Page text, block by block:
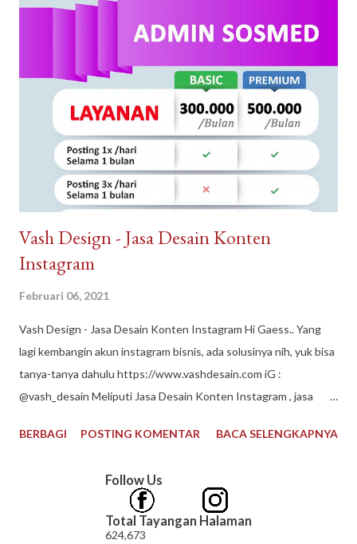
keinginan untuk mewujudkan Impian anda. Menggunakan bahan
berkualitas dan tenaga ahli dan konstan terbaik. Arguna Jaya
Sindangpanon, rumah murah Bandung , rumah modern terbaik.
Arguna Jaya Properti Jl. Citeureup, Sindangpanon, Kec.
Banjaran, Bandung, Jawa Barat 40377
Vash Design - Jasa Desain Konten
Instagram
Februari 06, 2021
Vash Design - Jasa Desain Konten Instagram Hi Gaess.. Yang
lagi kembangin akun instagram bisnis, ada solusinya nih, yuk bisa
tanya-tanya dahulu https://www.vashdesain.com iG :
@vash_desain Meliputi Jasa Desain Konten Instagram , jasa
#vashdesain #jasadesainkonteninstagram #jasadesaingrafis
#contentcreator #jasadesain #editfoto #desainlogo #vector
#logousaha #buatlogo #desaingrafis #desaincover
BERBAGI POSTING KOMENTAR BACA SELENGKAPNYA
Follow Us
Total Tayangan Halaman
624,673